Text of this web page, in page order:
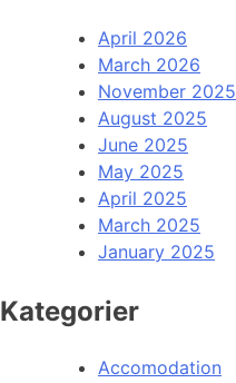
April 2026
March 2026
November 2025
August 2025
June 2025
May 2025
April 2025
March 2025
January 2025
Kategorier
Accomodation